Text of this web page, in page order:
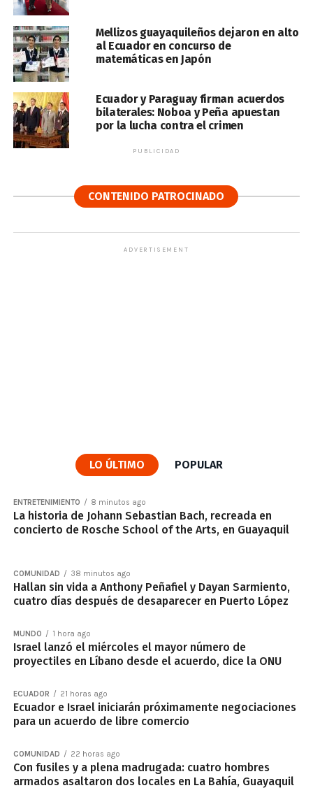
Mellizos guayaquileños dejaron en alto
al Ecuador en concurso de
matemáticas en Japón
Ecuador y Paraguay firman acuerdos
bilaterales: Noboa y Peña apuestan
por la lucha contra el crimen
PUBLICIDAD
CONTENIDO PATROCINADO
ADVERTISEMENT
LO ÚLTIMO POPULAR
ENTRETENIMIENTO 8 minutos ago
La historia de Johann Sebastian Bach, recreada en
concierto de Rosche School of the Arts, en Guayaquil
COMUNIDAD 38 minutos ago
Hallan sin vida a Anthony Peñafiel y Dayan Sarmiento,
cuatro días después de desaparecer en Puerto López
MUNDO 1 hora ago
Israel lanzó el miércoles el mayor número de
proyectiles en Líbano desde el acuerdo, dice la ONU
ECUADOR 21 horas ago
Ecuador e Israel iniciarán próximamente negociaciones
para un acuerdo de libre comercio
COMUNIDAD 22 horas ago
Con fusiles y a plena madrugada: cuatro hombres
armados asaltaron dos locales en La Bahía, Guayaquil